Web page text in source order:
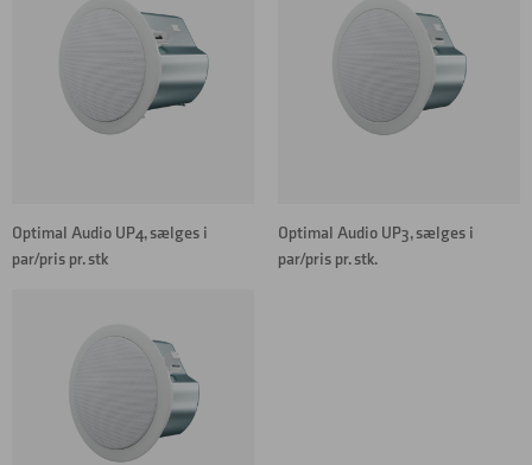
Optimal Audio UP4, sælges i
par/pris pr. stk
Optimal Audio UP3, sælges i
par/pris pr. stk.